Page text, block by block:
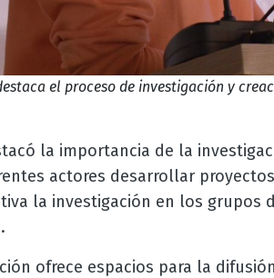
el proceso de investigación y
la importancia de la
actores desarrollar
la investigación en los grupos
ofrece espacios para la